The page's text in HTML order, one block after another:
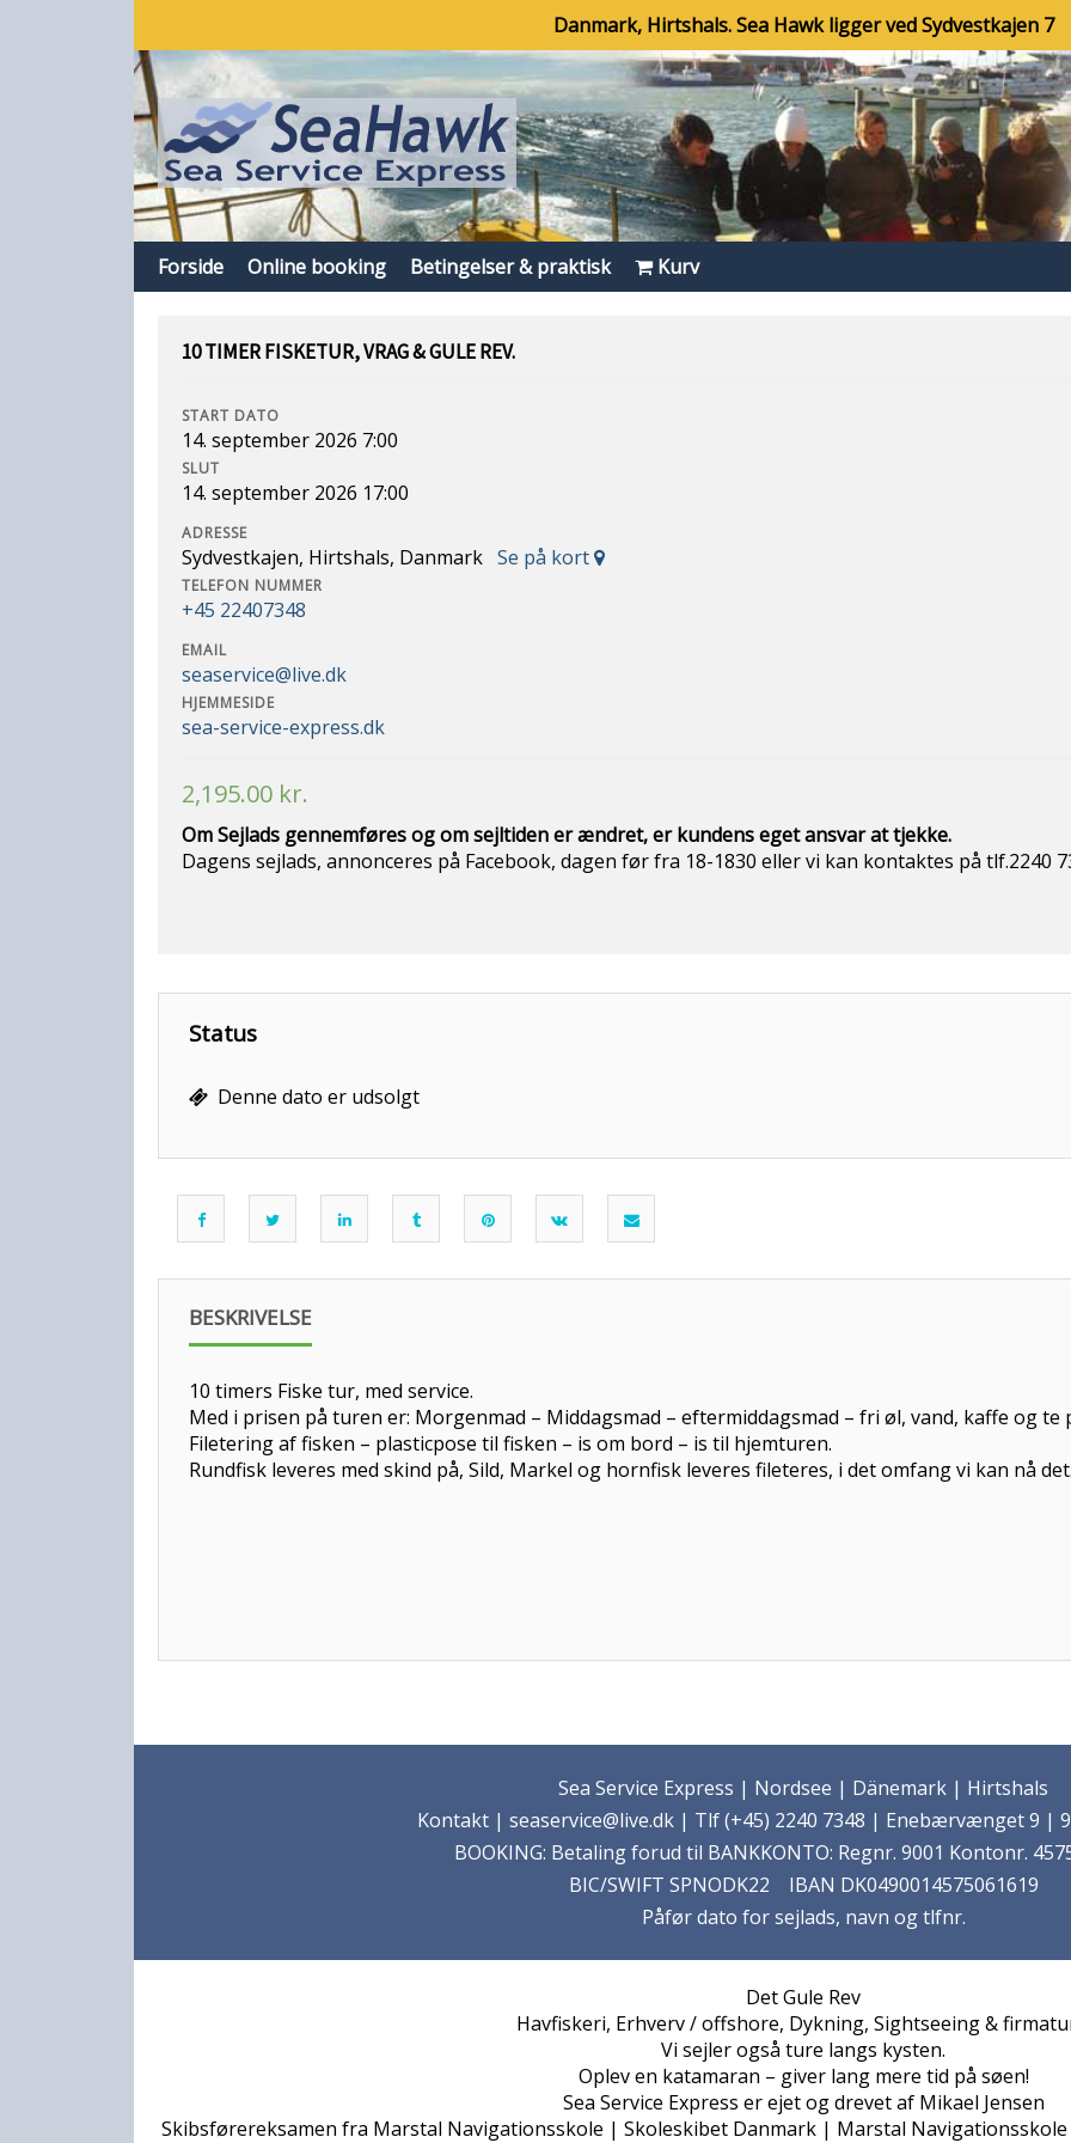
Danmark, Hirtshals. Sea Hawk ligger ved Sydvestkajen 7
Forside Online booking Betingelser & praktisk Kurv
10 TIMER FISKETUR, VRAG & GULE REV.
START DATO
14. september 2026 7:00
SLUT
14. september 2026 17:00
ADRESSE
Sydvestkajen, Hirtshals, Danmark Se på kort
TELEFON NUMMER
+45 22407348
EMAIL
seaservice@live.dk
HJEMMESIDE
sea-service-express.dk
2,195.00 kr.
Om Sejlads gennemføres og om sejltiden er ændret, er kundens eget ansvar attjekke.
Dagens sejlads, annonceres på Facebook, dagen før fra 18-1830 eller vi kan kontaktes på
Status
Denne dato er udsolgt
BESKRIVELSE
10 timers Fiske tur, med service.
Med i prisen på turen er: Morgenmad – Middagsmad – eftermiddagsmad – fri øl, vand, kaffe og te
Filetering af fisken – plasticpose til fisken – is om bord – is til hjemturen.
Rundfisk leveres med skind på, Sild, Markel og hornfisk leveres fileteres, i det omfang vi kan nå
Sea Service Express | Nordsee | Dänemark | Hirtshals
Kontakt | seaservice@live.dk | Tlf (+45) 2240 7348 | Enebærvænget 9 |
BOOKING: Betaling forud til BANKKONTO: Regnr. 9001 Kontonr.
BIC/SWIFT SPNODK22 IBAN DK0490014575061619
Påfør dato for sejlads, navn og tlfnr.
Det Gule Rev
Havfiskeri, Erhverv / offshore, Dykning, Sightseeing &
Vi sejler også ture langs kysten.
Oplev en katamaran – giver lang mere tid på søen!
Sea Service Express er ejet og drevet af Mikael Jensen
Skibsførereksamen fra Marstal Navigationsskole | Skoleskibet Danmark | Marstal